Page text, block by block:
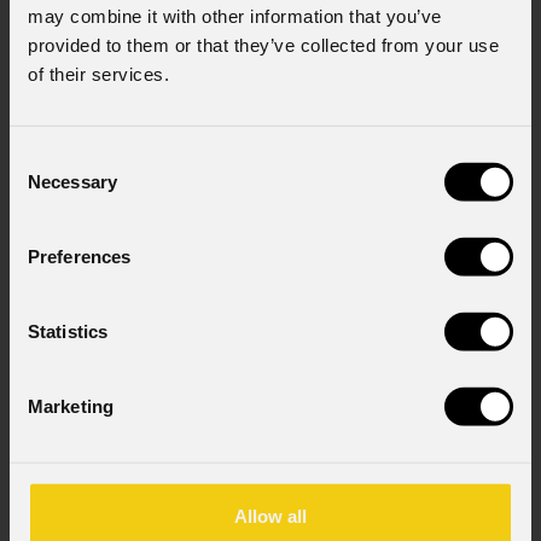
may combine it with other information that you’ve
provided to them or that they’ve collected from your use
of their services.
Selection
Necessary
Preferences
Statistics
Marketing
Allow all
Consenso al marketing
Consenso al trattamento dei dati